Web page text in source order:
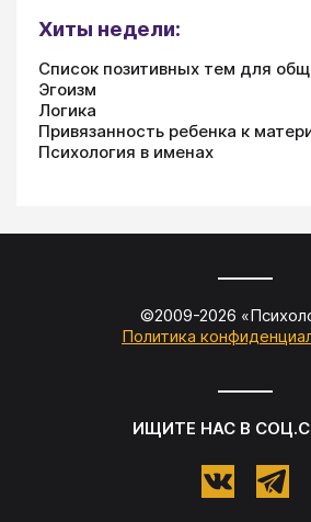
Хиты недели:
Список позитивных тем для
Эгоизм
Логика
Привязанность ребенка к
Психология в именах
©2009-2026 «
Политика
ИЩИТЕ НАС В